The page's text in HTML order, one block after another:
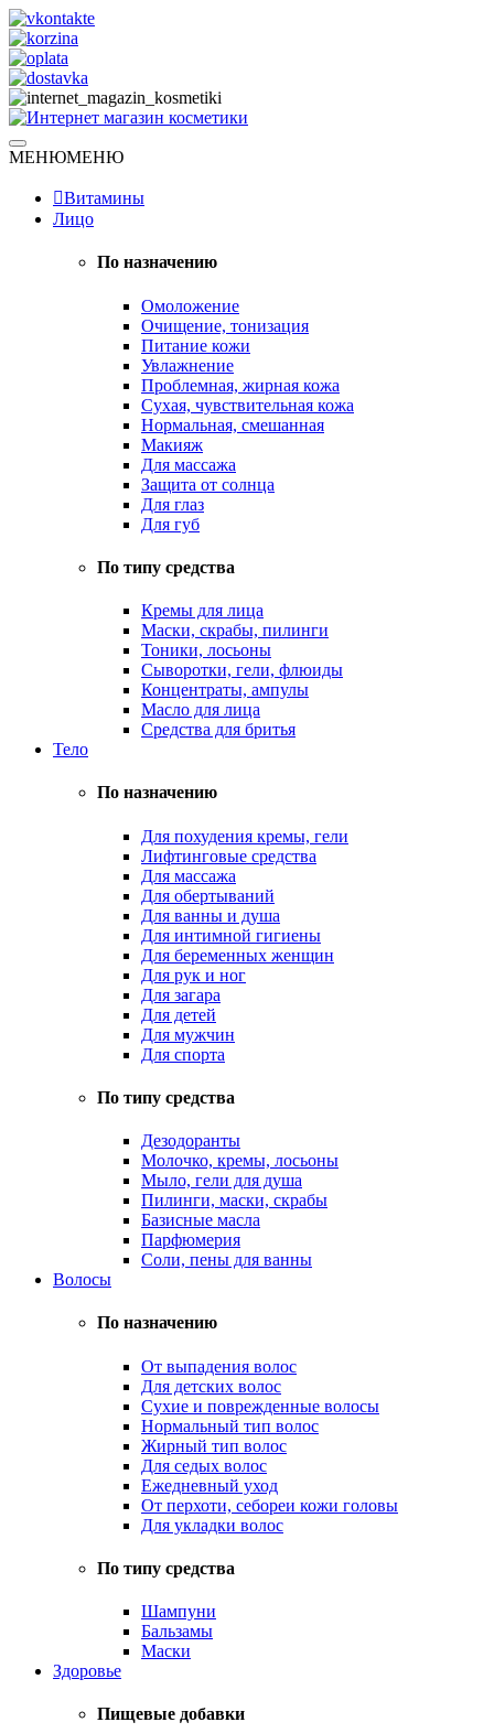
Skip
to
content
Интернет магазин косметики
Натуральная косметика
МЕНЮМЕНЮ
Витамины
Лицо
По назначению
Омоложение
Очищение, тонизация
Питание кожи
Увлажнение
Проблемная, жирная кожа
Сухая, чувствительная кожа
Нормальная, смешанная
Макияж
Для массажа
Защита от солнца
Для глаз
Для губ
По типу средства
Кремы для лица
Маски, скрабы, пилинги
Тоники, лосьоны
Сыворотки, гели, флюиды
Концентраты, ампулы
Масло для лица
Средства для бритья
Тело
По назначению
Для похудения кремы, гели
Лифтинговые средства
Для массажа
Для обертываний
Для ванны и душа
Для интимной гигиены
Для беременных женщин
Для рук и ног
Для загара
Для детей
Для мужчин
Для спорта
По типу средства
Дезодоранты
Молочко, кремы, лосьоны
Мыло, гели для душа
Пилинги, маски, скрабы
Базисные масла
Парфюмерия
Соли, пены для ванны
Волосы
По назначению
От выпадения волос
Для детских волос
Сухие и поврежденные волосы
Нормальный тип волос
Жирный тип волос
Для седых волос
Ежедневный уход
От перхоти, себореи кожи головы
Для укладки волос
По типу средства
Шампуни
Бальзамы
Маски
Здоровье
Пищевые добавки